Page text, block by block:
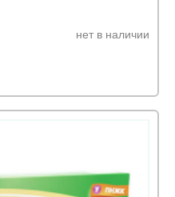
нет в наличии